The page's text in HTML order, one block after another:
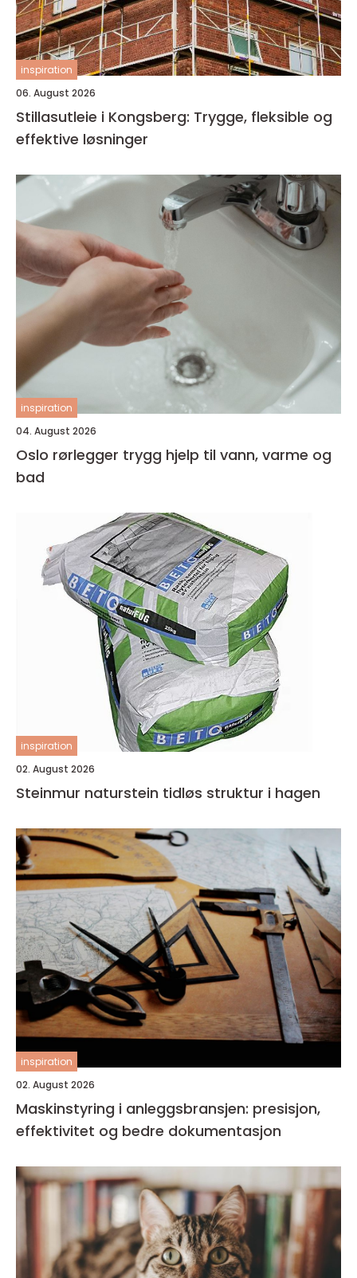
inspiration
06. August 2026
Stillasutleie i Kongsberg: Trygge, fleksible og
effektive løsninger
inspiration
04. August 2026
Oslo rørlegger trygg hjelp til vann, varme og
bad
inspiration
02. August 2026
Steinmur naturstein tidløs struktur i hagen
inspiration
02. August 2026
Maskinstyring i anleggsbransjen: presisjon,
effektivitet og bedre dokumentasjon